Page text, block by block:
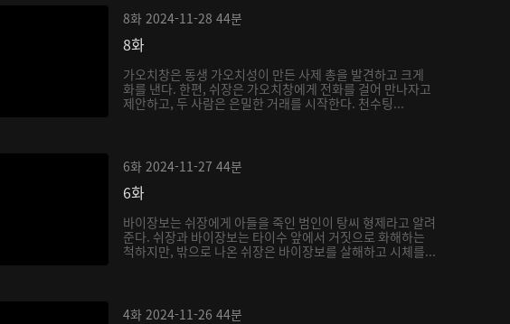
8화 2024-11-28 44분
8화
가오치창은 동생 가오치성이 만든 사제 총을 발견하고 크게
화를 낸다. 한편, 쉬장은 가오치창에게 전화를 걸어 만나자고
제안하고, 두 사람은 은밀한 거래를 시작한다. 천수팅...
6화 2024-11-27 44분
6화
바이장보는 쉬장에게 아들을 죽인 범인이 탕씨 형제라고 알려
준다. 쉬장과 바이장보는 타이수 앞에서 거짓으로 화해하는
척하지만, 밖으로 나온 쉬장은 바이장보를 살해하고 시체를...
4화 2024-11-26 44분